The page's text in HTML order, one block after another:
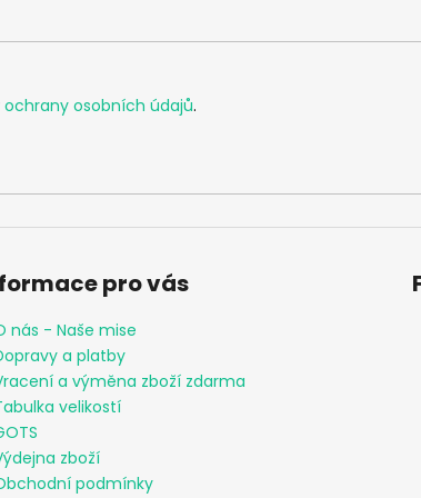
ochrany osobních údajů.
pro vás
nás - Naše mise
a platby
a výměna zboží zdarma
velikostí
zboží
podmínky